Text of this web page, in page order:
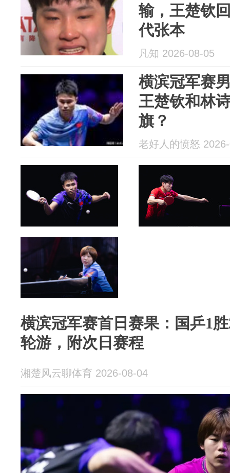
输，王楚钦
代张本
凡知 2026-08-05
横滨冠军赛
王楚钦和林
旗？
老好人的愤怒
横滨冠军赛首日赛果：国乒1
轮游，附次日赛程
湘楚风云聊体育 2026-08-04